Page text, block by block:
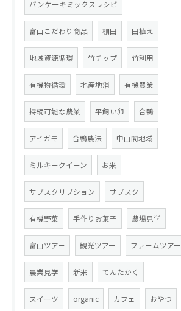
パンケーキミックスレシピ
富山こだわり商品 棚田 田植え
地域資源循環 竹チップ 竹利用
有機物循環 地産地消 有機農業
持続可能な農業 平飼い卵 合鴨
アイガモ 合鴨農法 中山間地域
ミルキークイーン お米
サブスクリプション サブスク
有機野菜 手作りお菓子 農場見学
富山ツアー 観光ツアー ファームツアー
農業見学 新米 てんたかく
スイーツ organic カフェ おやつ